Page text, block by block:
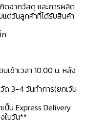
ดจากวัสดุ และการผลิต
ต่วันลูกค้าที่ได้รับสินค้า
ช้าเวลา 10.00 น. หลัง
3-4 วันทำการ(ยกเว้น
ป็น Express Delivery
ในวัน**